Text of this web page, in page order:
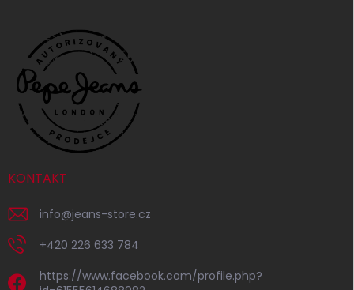
KONTAKT
info@jeans-store.cz
+420 226 633 784
https://www.facebook.com/profile.php?